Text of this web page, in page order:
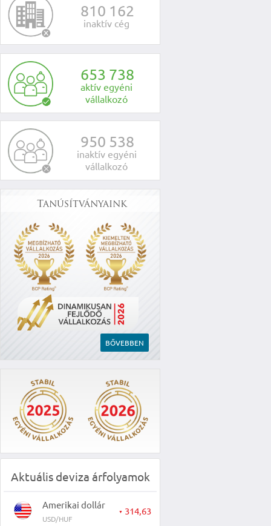
810 162
inaktív cég
653 738
aktív egyéni
vállalkozó
950 538
inaktív egyéni
vállalkozó
Tanúsítványaink
BŐVEBBEN
Aktuális deviza árfolyamok
Amerikai dollár
USD/HUF
▼ 314,63